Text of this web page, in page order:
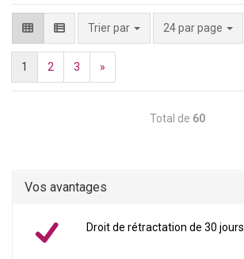
Trier par 24 par page
1 2 3 »
Total de 60
Vos avantages
Droit de rétractation de 30 jours